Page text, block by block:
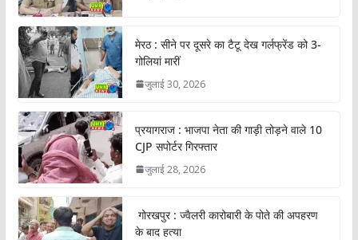
मेरठ : सीने पर दूसरे का टैटू देख गर्लफ्रेंड को 3-
गोलियां मारीं
जुलाई 30, 2026
प्रयागराज : भाजपा नेता की गाड़ी तोड़ने वाले 10
CJP सपोर्टर गिरफ्तार
जुलाई 28, 2026
गोरखपुर : ज्वैलरी कारोबारी के पोते की अपहरण
के बाद हत्या